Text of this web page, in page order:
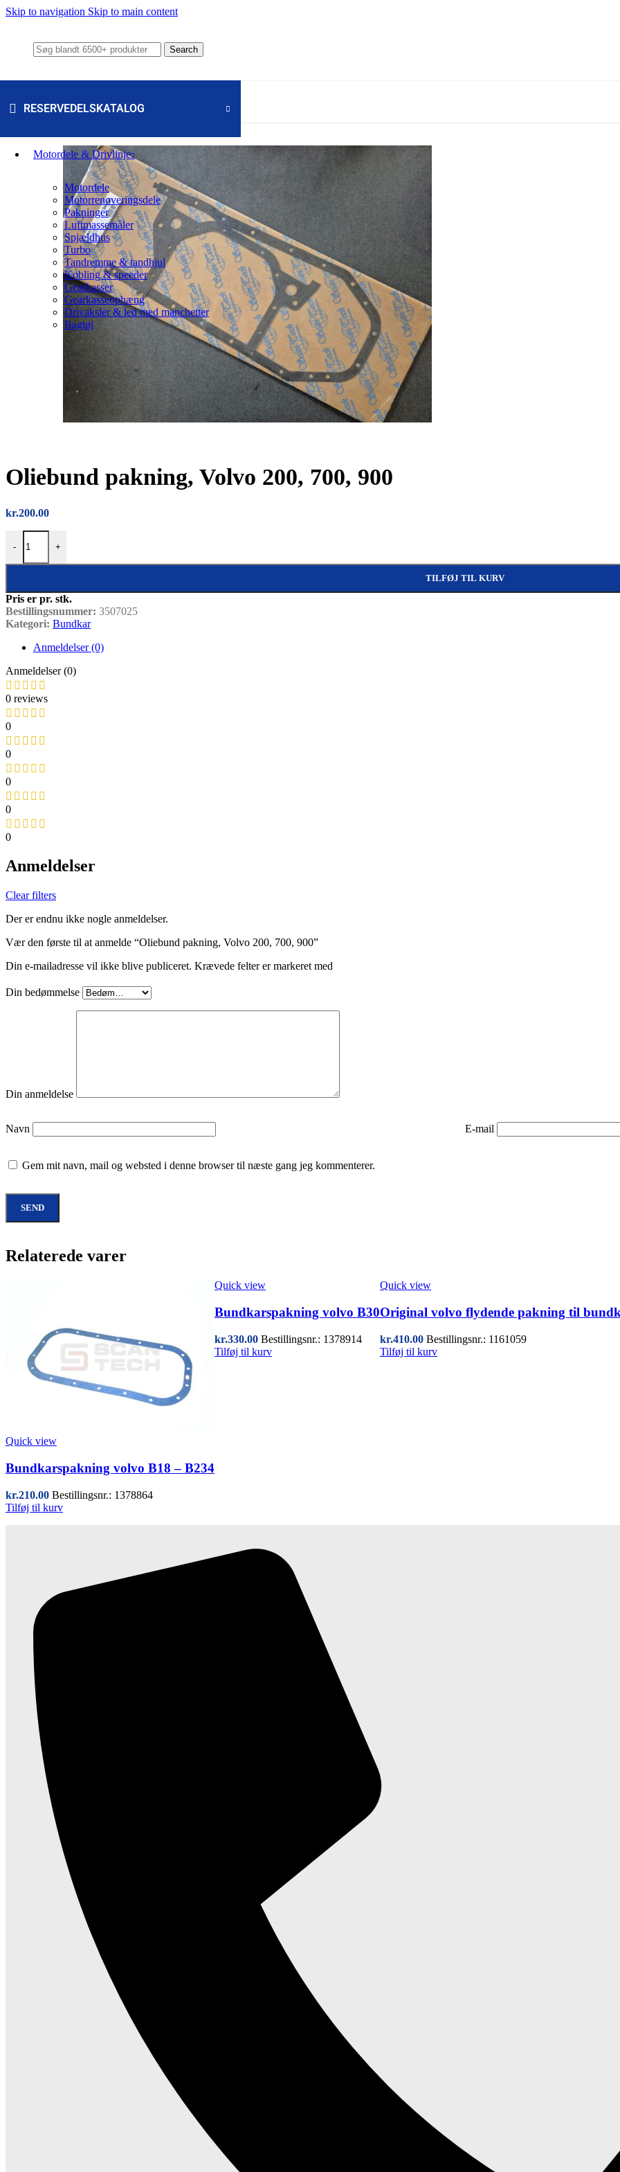
Skip to navigation Skip to main content
Search
RESERVEDELSKATALOG
Motordele & Drivlinje
Motordele
Motorrenoveringsdele
Pakninger
Luftmassemåler
Spjældhus
Turbo
Tandremme & tandhjul
Kobling & speeder
Gearkasser
Gearkasseophæng
Drivaksler & led med manchetter
Bagtøj
Oliebund pakning, Volvo 200, 700, 900
kr.200.00
-
Oliebund pakning, Volvo 200, 700, 900 antal
+
TILFØJ TIL KURV
Pris er pr. stk.
Bestillingsnummer: 3507025
Kategori: Bundkar
Anmeldelser (0)
Anmeldelser (0)
0 reviews
0
0
0
0
0
Anmeldelser
Clear filters
Der er endnu ikke nogle anmeldelser.
Vær den første til at anmelde “Oliebund pakning, Volvo 200, 700, 900”
Din e-mailadresse vil ikke blive publiceret. Krævede felter er markeret med
Din bedømmelse
Din anmeldelse
Navn E-mail
Gem mit navn, mail og websted i denne browser til næste gang jeg kommenterer.
Relaterede varer
Quick view
Bundkarspakning volvo B18 – B234
kr.210.00 Bestillingsnr.: 1378864
Tilføj til kurv
Quick view
Bundkarspakning volvo B30
kr.330.00 Bestillingsnr.: 1378914
Tilføj til kurv
Quick view
Original volvo flydende pakning til
kr.410.00 Bestillingsnr.: 1161059
Tilføj til kurv